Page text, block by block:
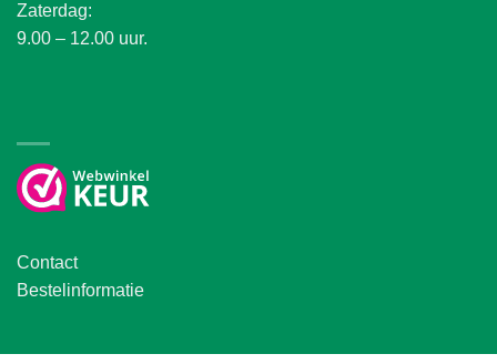
Zaterdag:
9.00 – 12.00 uur.
Contact
Bestelinformatie